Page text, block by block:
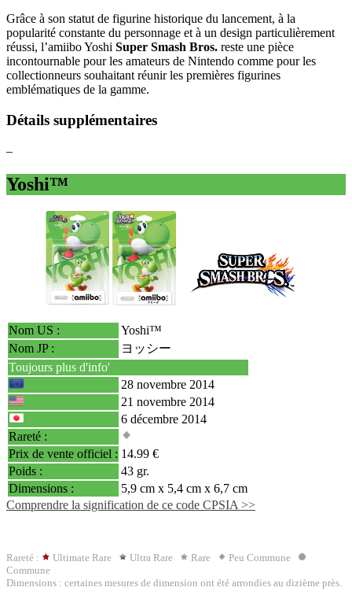
Grâce à son statut de figurine historique du lancement, à la
popularité constante du personnage et à un design particulièrement
réussi, l’amiibo Yoshi Super Smash Bros. reste une pièce
incontournable pour les amateurs de Nintendo comme pour les
collectionneurs souhaitant réunir les premières figurines
emblématiques de la gamme.
Détails supplémentaires
–
Yoshi™
Nom US :
Yoshi™
Nom JP :
ヨッシー
Toujours plus d'info'
28 novembre 2014
21 novembre 2014
6 décembre 2014
Rareté :
Prix de vente officiel : 14.99 €
Poids :
43 gr.
Dimensions :
5,9 cm x 5,4 cm x 6,7 cm
Comprendre la signification de ce code CPSIA >>
Rareté : Ultimate Rare Ultra Rare Rare
Peu Commune
Commune
Dimensions : certaines mesures de dimension ont été arrondies au dizième près.